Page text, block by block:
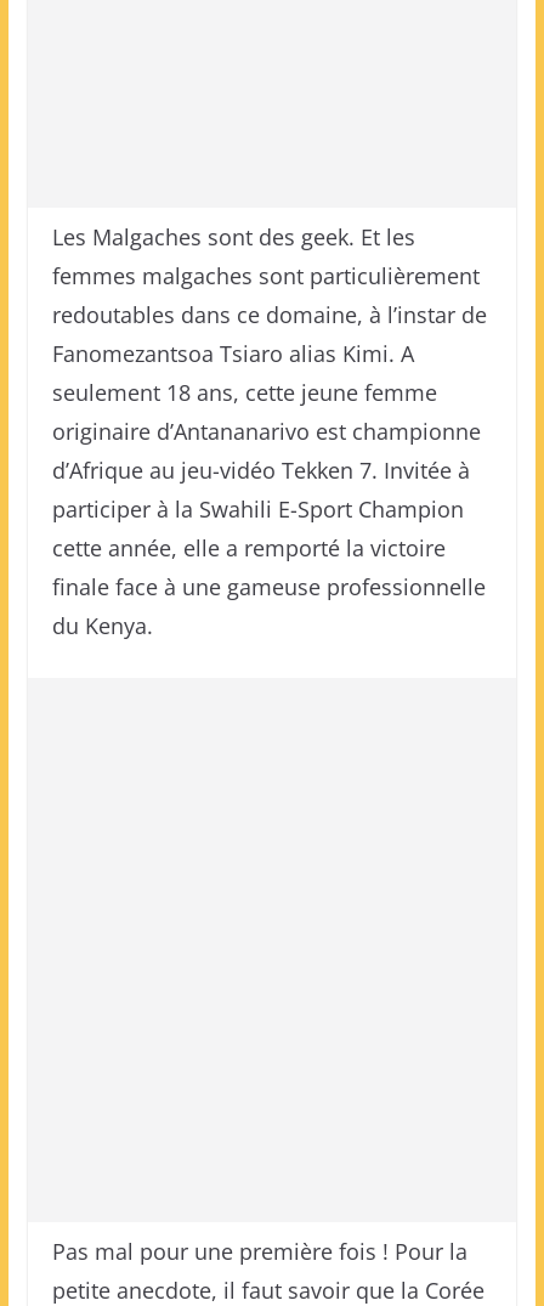
Les Malgaches sont des geek. Et les
femmes malgaches sont particulièrement
redoutables dans ce domaine, à l’instar de
Fanomezantsoa Tsiaro alias Kimi. A
seulement 18 ans, cette jeune femme
originaire d’Antananarivo est championne
d’Afrique au jeu-vidéo Tekken 7. Invitée à
participer à la Swahili E-Sport Champion
cette année, elle a remporté la victoire
finale face à une gameuse professionnelle
du Kenya.
Pas mal pour une première fois ! Pour la
petite anecdote, il faut savoir que la Corée